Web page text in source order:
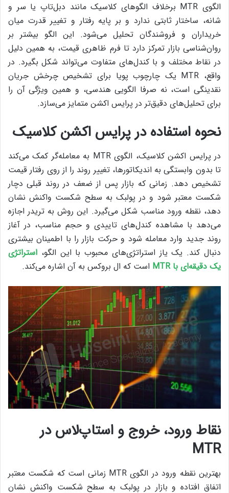
الگوی MTR برخلاف الگوهای کلاسیک مانند دبل‌تاپ یا سر و
شانه، ساختار ثابتی ندارد و بر پایه رفتار و تغییر قدرت میان
خریداران و فروشندگان تحلیل می‌شود. این الگو بیشتر بر
روان‌شناسی بازار تمرکز دارد تا فرم ظاهری قیمت، به همین دلیل
در نقاط مختلف و با کندل‌های متفاوت می‌تواند شکل بگیرد. در
واقع، MTR یک چارچوب پویا برای تشخیص چرخش جریان
نقدینگی است، نه صرفا الگویی هندسی، و همین ویژگی آن را
برای تحلیل‌های دقیق‌تر در پرایس اکشن متمایز می‌سازد.
نحوه استفاده در پرایس اکشن کلاسیک
در پرایس اکشن کلاسیک، الگوی MTR به معامله‌گر کمک می‌کند
تا بدون وابستگی به اندیکاتورها، تغییر روند را از روی رفتار قیمت
تشخیص دهد. زمانی که بازار پس از ضعف در روند قبلی دچار
شکست معتبر شود و در پولبک به سطح شکست واکنش نشان
دهد، نقطه ورود مناسب شکل می‌گیرد. این روش به تریدر اجازه
می‌دهد با مشاهده کندل‌های تاییدی و حجم مناسب، در آغاز
روند جدید وارد معامله شود و حرکت بازار را با اطمینان بیشتری
دنبال کند. یک یاز استراتژی‌های محبوب با این الگو،‌ استراتژی
یک دقیقه‌ای با MTR
است که ال بروکس به آن اشاره می‌کند.
نقاط ورود، خروج و استاپ‌لاس در
MTR
بهترین نقطه ورود در الگوی MTR زمانی است که شکست معتبر
اتفاق افتاده و بازار در پولبک به سطح شکست واکنش نشان